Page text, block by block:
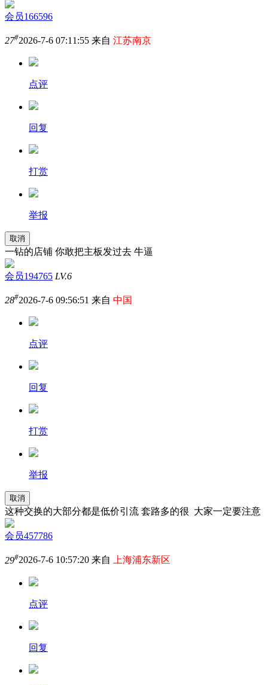
会员166596
27#2026-7-6 07:11:55 来自 江苏南京
点评
回复
打赏
举报
取消
一钻的店铺 你敢把主板发过去 牛逼
会员194765 LV.6
28#2026-7-6 09:56:51 来自 中国
点评
回复
打赏
举报
取消
这种交换的大部分都是低价引流 套路多的很 大家一定要注意
会员457786
29#2026-7-6 10:57:20 来自 上海浦东新区
点评
回复